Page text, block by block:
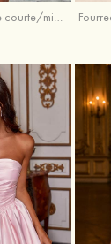
Trapèze col en v tulle courte/mini robe de fête de la rentrée avec perles